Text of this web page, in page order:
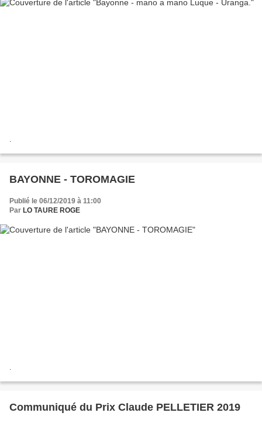
.
BAYONNE - TOROMAGIE
Publié le 06/12/2019 à 11:00
Par LO TAURE ROGE
Communiqué du Prix Claude PELLETIER 2019